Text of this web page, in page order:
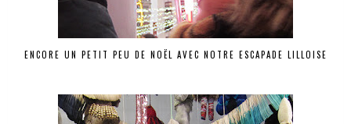
ENCORE UN PETIT PEU DE NOËL AVEC NOTRE ESCAPADE LILLOISE